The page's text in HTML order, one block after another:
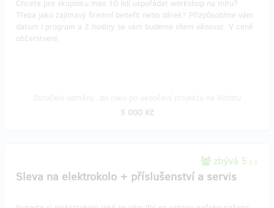
Chcete pro skupinku max.10 lidí uspořádat workshop na míru?
Třeba jako zajímavý firemní benefit nebo dárek? Přizpůsobíme vám
datum i program a 2 hodiny se vám budeme všem věnovat. V ceně
občerstvení.
5 000 Kč
zbývá 5 z 5
Sleva na elektrokolo + příslušenství a servis